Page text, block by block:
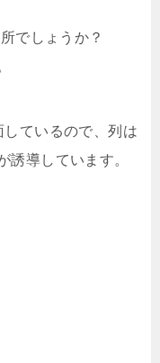
でしょうか？
ているので、列は
誘導しています。